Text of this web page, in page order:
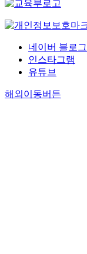
네이버 블로그
인스타그램
유튜브
해외이동버튼